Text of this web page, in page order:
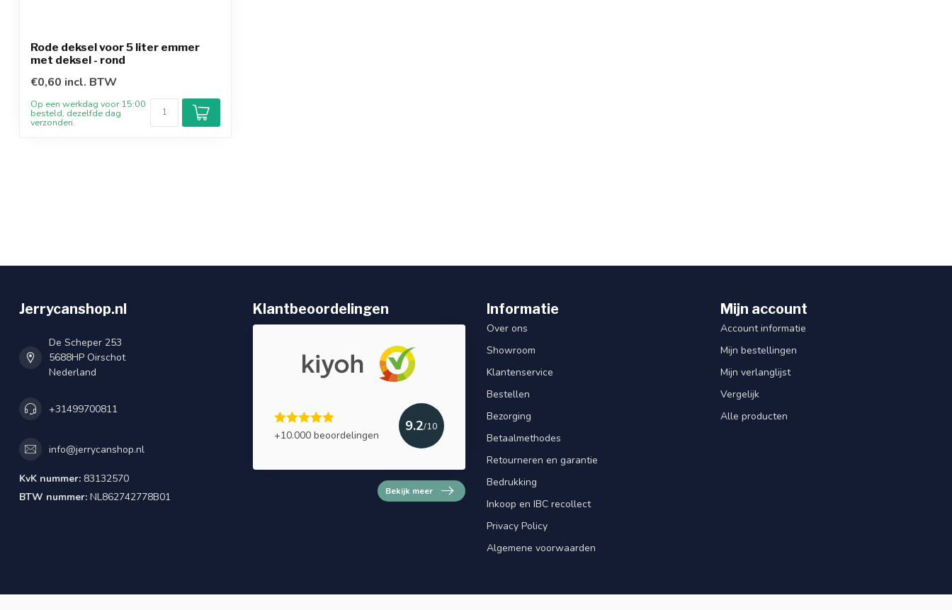
Rode deksel voor 5 liter emmer
met deksel - rond
€0,60 incl. BTW
Op een werkdag voor 15:00
besteld, dezelfde dag
verzonden.
Jerrycanshop.nl
De Scheper 253
5688HP Oirschot
Nederland
+31499700811
info@jerrycanshop.nl
KvK nummer: 83132570
BTW nummer: NL862742778B01
Klantbeoordelingen
+10.000 beoordelingen
9.2/10
Bekijk meer
Informatie
Over ons
Showroom
Klantenservice
Bestellen
Bezorging
Betaalmethodes
Retourneren en garantie
Bedrukking
Inkoop en IBC recollect
Privacy Policy
Algemene voorwaarden
Mijn account
Account informatie
Mijn bestellingen
Mijn verlanglijst
Vergelijk
Alle producten